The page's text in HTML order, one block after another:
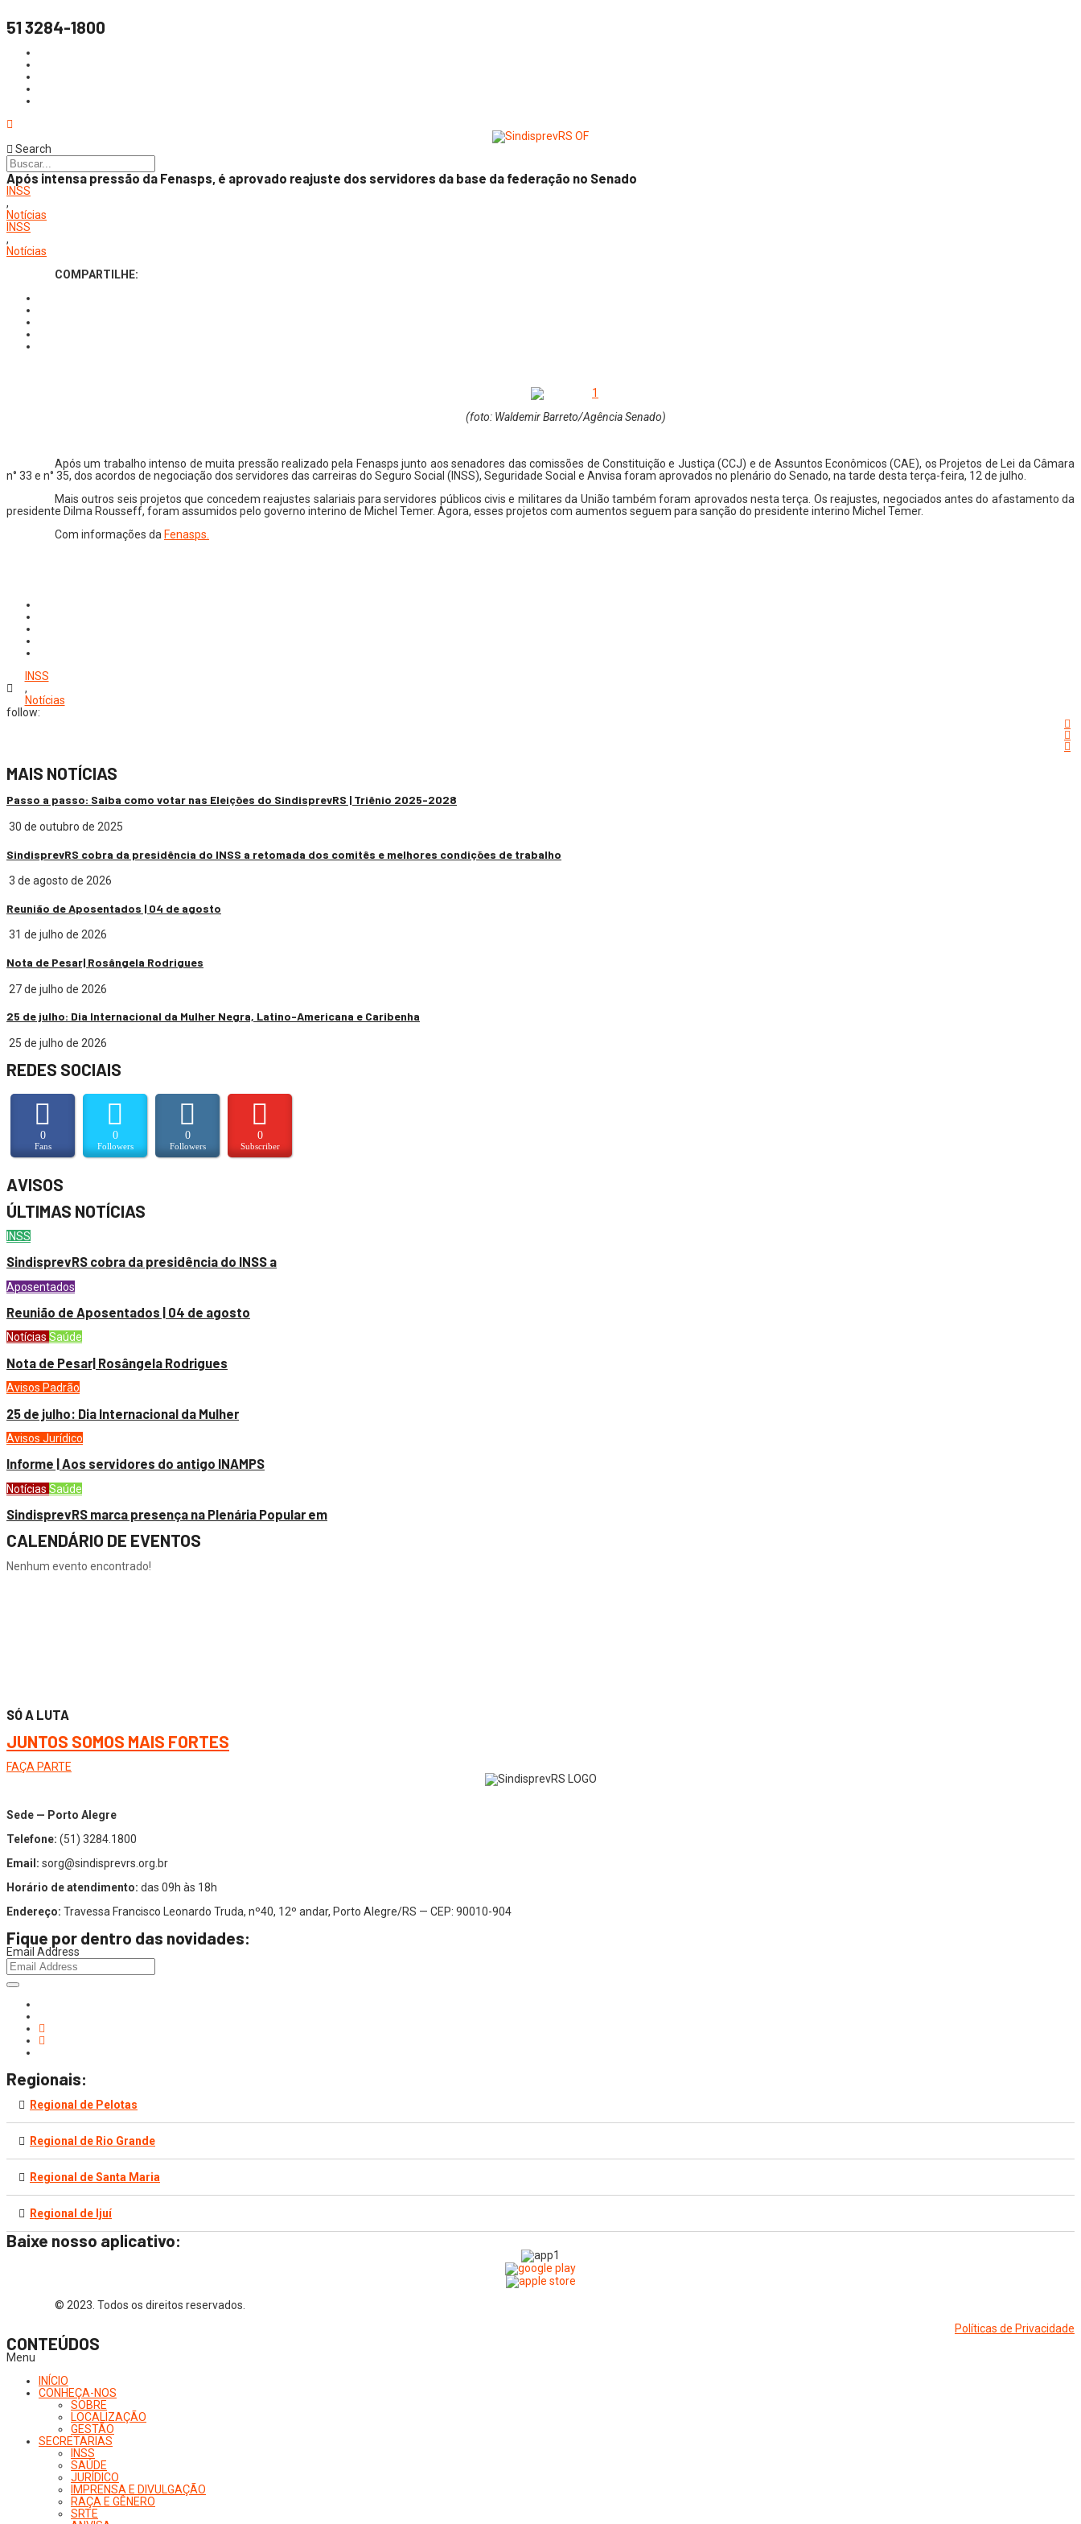
51 3284-1800
Search
Após intensa pressão da Fenasps, é aprovado reajuste dos servidores da base da federação no Senado
INSS
,
Notícias
INSS
,
Notícias
COMPARTILHE:
(foto: Waldemir Barreto/Agência Senado)
Após um trabalho intenso de muita pressão realizado pela Fenasps junto aos senadores das comissões de Constituição e Justiça (CCJ) e de Assuntos Econômicos (CAE), os Projetos de Lei da Câmara
n° 33 e n° 35, dos acordos de negociação dos servidores das carreiras do Seguro Social (INSS), Seguridade Social e Anvisa foram aprovados no plenário do Senado, na tarde desta terça-feira, 12 de julho.
Mais outros seis projetos que concedem reajustes salariais para servidores públicos civis e militares da União também foram aprovados nesta terça. Os reajustes, negociados antes do afastamento da
presidente Dilma Rousseff, foram assumidos pelo governo interino de Michel Temer. Agora, esses projetos com aumentos seguem para sanção do presidente interino Michel Temer.
Com informações da Fenasps.
INSS
,
Notícias
follow:
MAIS NOTÍCIAS
Passo a passo: Saiba como votar nas Eleições do SindisprevRS | Triênio 2025-2028
30 de outubro de 2025
SindisprevRS cobra da presidência do INSS a retomada dos comitês e melhores condições de trabalho
3 de agosto de 2026
Reunião de Aposentados | 04 de agosto
31 de julho de 2026
Nota de Pesar| Rosângela Rodrigues
27 de julho de 2026
25 de julho: Dia Internacional da Mulher Negra, Latino-Americana e Caribenha
25 de julho de 2026
REDES SOCIAIS
0
Fans
0
Followers
0
Followers
0
Subscriber
AVISOS
ÚLTIMAS NOTÍCIAS
INSS
SindisprevRS cobra da presidência do INSS a
Aposentados
Reunião de Aposentados | 04 de agosto
Notícias Saúde
Nota de Pesar| Rosângela Rodrigues
Avisos Padrão
25 de julho: Dia Internacional da Mulher
Avisos Jurídico
Informe | Aos servidores do antigo INAMPS
Notícias Saúde
SindisprevRS marca presença na Plenária Popular em
CALENDÁRIO DE EVENTOS
Nenhum evento encontrado!
SÓ A LUTA
JUNTOS SOMOS MAIS FORTES
FAÇA PARTE
Sede — Porto Alegre
Telefone: (51) 3284.1800
Email: sorg@sindisprevrs.org.br
Horário de atendimento: das 09h às 18h
Endereço: Travessa Francisco Leonardo Truda, nº40, 12º andar, Porto Alegre/RS — CEP: 90010-904
Fique por dentro das novidades:
Email Address
Regionais:
Regional de Pelotas
Regional de Rio Grande
Regional de Santa Maria
Regional de Ijuí
Baixe nosso aplicativo:
© 2023. Todos os direitos reservados.
Políticas de Privacidade
CONTEÚDOS
Menu
INÍCIO
CONHEÇA-NOS
SOBRE
LOCALIZAÇÃO
GESTÃO
SECRETARIAS
INSS
SAÚDE
JURÍDICO
IMPRENSA E DIVULGAÇÃO
RAÇA E GÊNERO
SRTE